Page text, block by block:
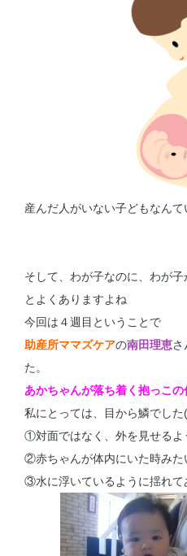
産んだ人がいない子どもなんて
そして、わが子なのに、わが
とよくありますよね
今回は４週目ということで
助産所ママズケアの南田理恵さ
た。
あかちゃんが落ち着く抱っこの
私にとっては、目から鱗でした
①対面ではなく、外を見せるよ
②赤ちゃんが体内にいた時みた
③水に浮いているように揺れて